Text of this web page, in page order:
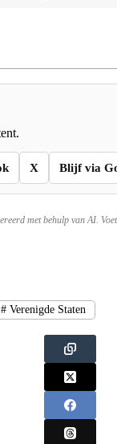
X Blijf via
met behulp van AI.
# Verenigde Staten